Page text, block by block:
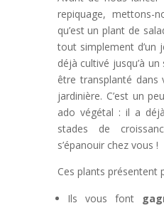
repiquage, mettons-
qu’est un plant de
tout simplement d’un
déjà cultivé jusqu’à
être transplanté
jardinière. C’est un
ado végétal : il a
stades de
s’épanouir chez vous !
Ces plants présentent
Ils vous font